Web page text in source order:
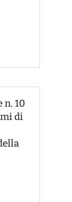
10
di